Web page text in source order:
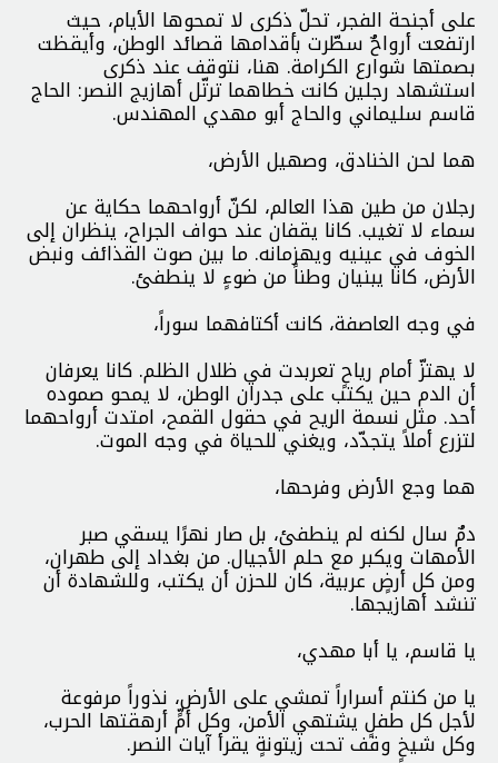
على أجنحة الفجر، تحلّ ذكرى لا تمحوها الأيام، حيث
ارتفعت أرواحٌ سطّرت بأقدامها قصائد الوطن، وأيقظت
بصمتها شوارع الكرامة. هنا، نتوقف عند ذكرى
استشهاد رجلين كانت خطاهما ترتّل أهازيج النصر: الحاج
قاسم سليماني والحاج أبو مهدي المهندس.
هما لحن الخنادق، وصهيل الأرض،
رجلان من طين هذا العالم، لكنّ أرواحهما حكاية عن
سماء لا تغيب. كانا يقفان عند حواف الجراح، ينظران إلى
الخوف في عينيه ويهزمانه. ما بين صوت القذائف ونبض
الأرض، كانا يبنيان وطناً من ضوءٍ لا ينطفئ.
في وجه العاصفة، كانت أكتافهما سوراً،
لا يهتزّ أمام رياحٍ تعربدت في ظلال الظلم. كانا يعرفان
أن الدم حين يكتب على جدران الوطن، لا يمحو صموده
أحد. مثل نسمة الريح في حقول القمح، امتدت أرواحهما
لتزرع أملاً يتجدّد، ويغني للحياة في وجه الموت.
هما وجع الأرض وفرحها،
دمٌ سال لكنه لم ينطفئ، بل صار نهرًا يسقي صبر
الأمهات ويكبر مع حلم الأجيال. من بغداد إلى طهران،
ومن كل أرضٍ عربية، كان للحزن أن يكتب، وللشهادة أن
تنشد أهازيجها.
يا قاسم، يا أبا مهدي،
يا من كنتم أسراراً تمشي على الأرض، نذوراً مرفوعة
لأجل كل طفلٍ يشتهي الأمن، وكل أمٍّ أرهقتها الحرب،
وكل شيخٍ وقف تحت زيتونةٍ يقرأ آيات النصر.